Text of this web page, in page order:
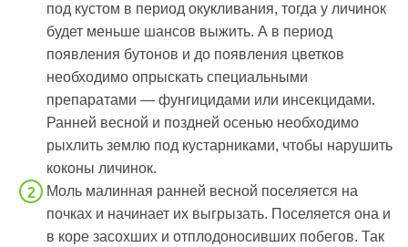
под кустом в период окукливания, тогда у личинок
будет меньше шансов выжить. А в период
появления бутонов и до появления цветков
необходимо опрыскать специальными
препаратами — фунгицидами или инсекцидами.
Ранней весной и поздней осенью необходимо
рыхлить землю под кустарниками, чтобы нарушить
коконы личинок.
Моль малинная ранней весной поселяется на
почках и начинает их выгрызать. Поселяется она и
в коре засохших и отплодоносивших побегов. Так